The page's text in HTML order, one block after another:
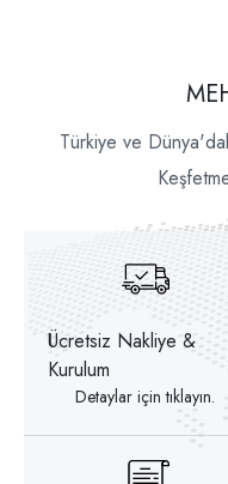
Türkiye ve
Ücretsiz Nakliye &
Kurulum
Detaylar için tıklayın.